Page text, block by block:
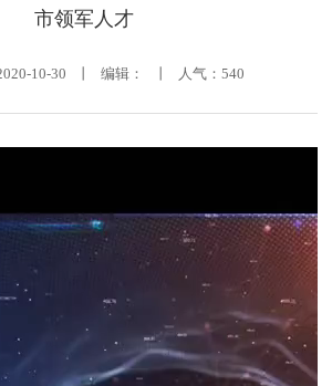
市领军人才
10-30 丨 编辑： 丨 人气： 540